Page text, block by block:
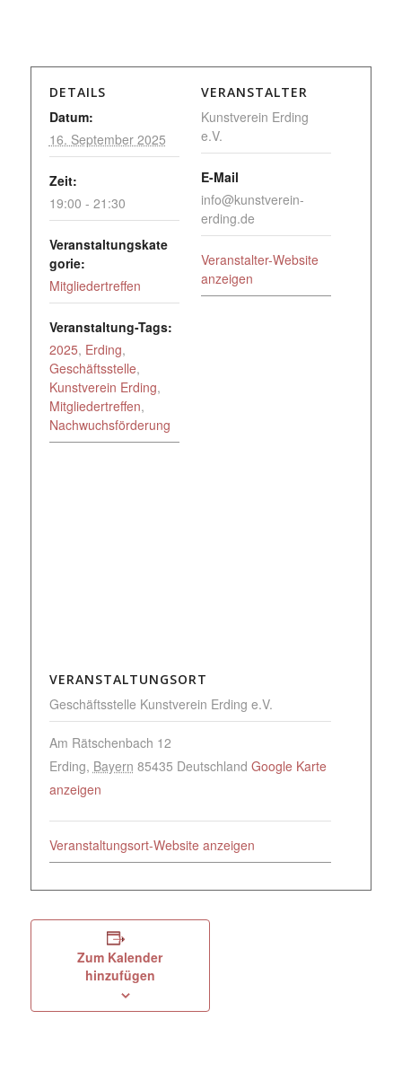
DETAILS
Datum:
16. September 2025
Zeit:
19:00 - 21:30
Veranstaltungskate
gorie:
Mitgliedertreffen
Veranstaltung-Tags:
2025, Erding,
Geschäftsstelle,
Kunstverein Erding,
Mitgliedertreffen,
Nachwuchsförderung
VERANSTALTER
Kunstverein Erding
e.V.
E-Mail
info@kunstverein-
erding.de
Veranstalter-Website
anzeigen
VERANSTALTUNGSORT
Geschäftsstelle Kunstverein Erding e.V.
Am Rätschenbach 12
Erding, Bayern 85435 Deutschland Google Karte
anzeigen
Veranstaltungsort-Website anzeigen
Zum Kalender
hinzufügen